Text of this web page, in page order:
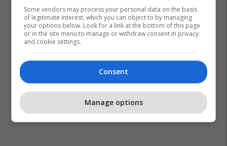
Some vendors may process your personal data on the basis
of legitimate interest, which you can object to by managing
your options below. Look for a link at the bottom of this page
or in the site menu to manage or withdraw consent in privacy
and cookie settings.
Consent
Manage options